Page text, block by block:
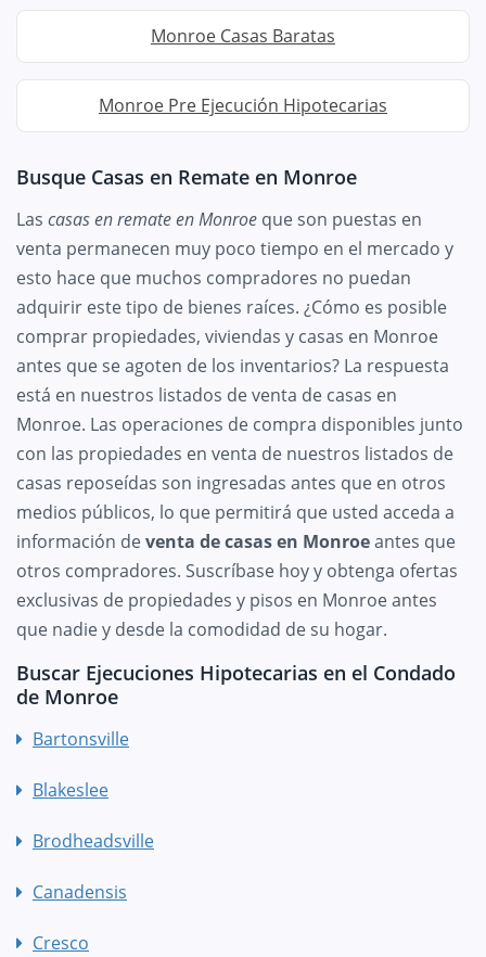
Monroe Casas Baratas
Monroe Pre Ejecución Hipotecarias
Busque Casas en Remate en Monroe
Las casas en remate en Monroe que son puestas en
venta permanecen muy poco tiempo en el mercado y
esto hace que muchos compradores no puedan
adquirir este tipo de bienes raíces. ¿Cómo es posible
comprar propiedades, viviendas y casas en Monroe
antes que se agoten de los inventarios? La respuesta
está en nuestros listados de venta de casas en
Monroe. Las operaciones de compra disponibles junto
con las propiedades en venta de nuestros listados de
casas reposeídas son ingresadas antes que en otros
medios públicos, lo que permitirá que usted acceda a
información deventa de casas en Monroeantes que
otros compradores. Suscríbase hoy y obtenga ofertas
exclusivas de propiedades y pisos en Monroe antes
que nadie y desde la comodidad de su hogar.
Buscar Ejecuciones Hipotecarias en el Condado
de Monroe
Bartonsville
Blakeslee
Brodheadsville
Canadensis
Cresco